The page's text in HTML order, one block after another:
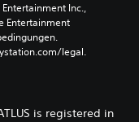
Inc.,
Entertainment
legal.
is registered in